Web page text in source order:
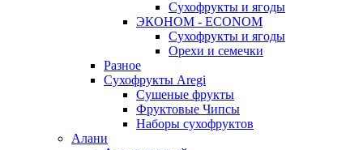
Сухофрукты и ягоды
ЭКОНОМ - ECONOM
Сухофрукты и ягоды
Орехи и семечки
Разное
Сухофрукты Aregi
Сушеные фрукты
Фруктовые Чипсы
Наборы сухофруктов
Алани